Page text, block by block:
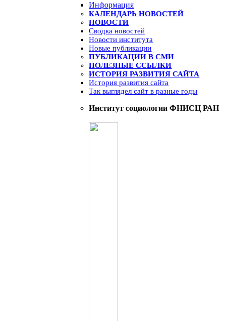
Информация
КАЛЕНДАРЬ НОВОСТЕЙ
НОВОСТИ
Сводка новостей
Новости института
Новые публикации
ПУБЛИКАЦИИ В СМИ
ПОЛЕЗНЫЕ ССЫЛКИ
ИСТОРИЯ РАЗВИТИЯ САЙТА
История развития сайта
Так выглядел сайт в разные годы
Институт социологии ФНИСЦ РАН